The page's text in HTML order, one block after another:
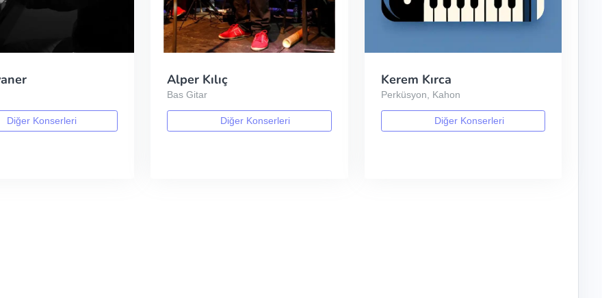
Diğer Konserleri
Alper Kılıç
Bas Gitar
Diğer Konserleri
Kerem Kırca
Perküsyon, Kahon
Diğer Konserleri